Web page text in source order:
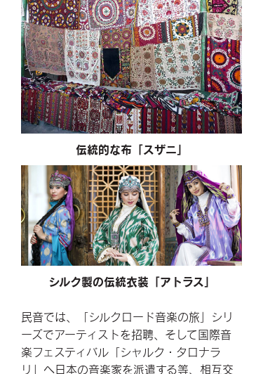
伝統的な布「スザニ」
シルク製の伝統衣装「アトラス」
民音では、「シルクロード音楽の旅」シリ
ーズでアーティストを招聘、そして国際音
楽フェスティバル「シャルク・タロナラ
リ」へ日本の音楽家を派遣する等、相互交